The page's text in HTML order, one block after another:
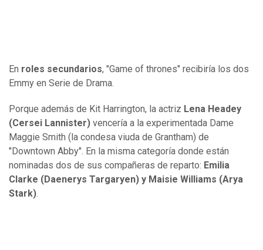
En roles secundarios, "Game of thrones" recibiría los dos
Emmy en Serie de Drama.
Porque además de Kit Harrington, la actriz Lena Headey
(Cersei Lannister) vencería a la experimentada Dame
Maggie Smith (la condesa viuda de Grantham) de
"Downtown Abby". En la misma categoría donde están
nominadas dos de sus compañeras de reparto: Emilia
Clarke (Daenerys Targaryen) y Maisie Williams (Arya
Stark).